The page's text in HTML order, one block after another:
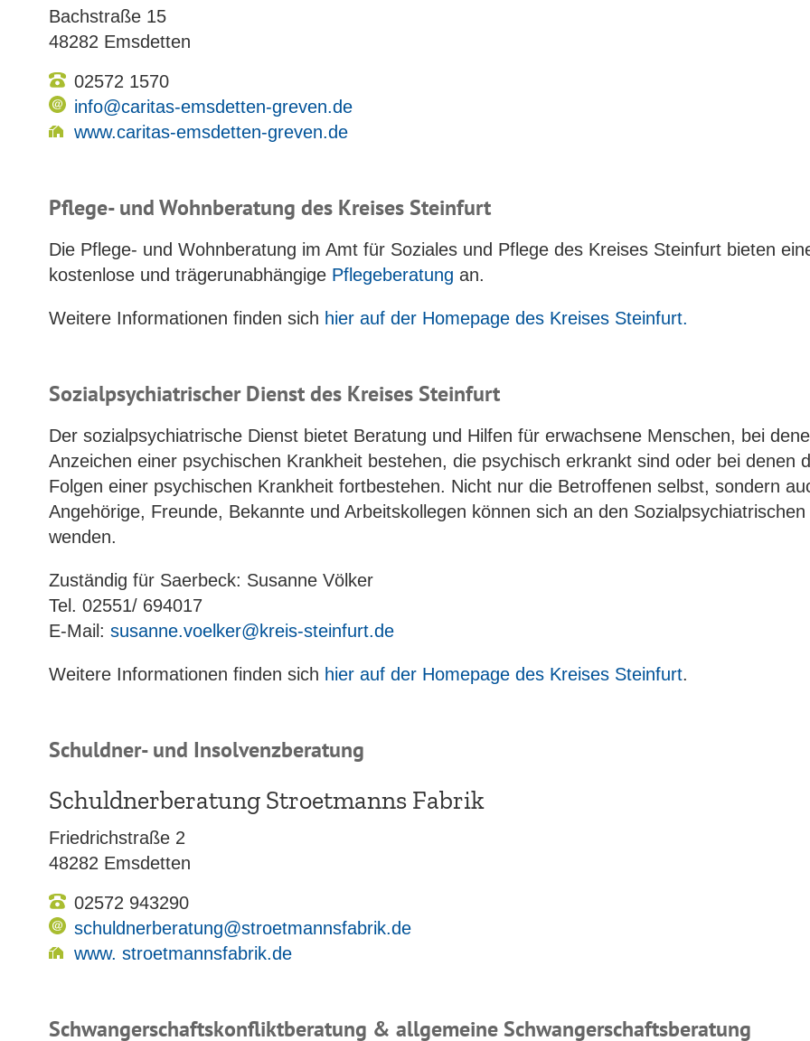
Bachstraße 15
48282 Emsdetten
02572 1570
info@caritas-emsdetten-greven.de
www.caritas-emsdetten-greven.de
Pflege- und Wohnberatung des Kreises Steinfurt
Die Pflege- und Wohnberatung im Amt für Soziales und Pflege des Kreises Steinfurt bieten
kostenlose und trägerunabhängige Pflegeberatung an.
Weitere Informationen finden sich hier auf der Homepage des Kreises Steinfurt.
Sozialpsychiatrischer Dienst des Kreises Steinfurt
Der sozialpsychiatrische Dienst bietet Beratung und Hilfen für erwachsene Menschen, bei
Anzeichen einer psychischen Krankheit bestehen, die psychisch erkrankt sind oder bei denen
Folgen einer psychischen Krankheit fortbestehen. Nicht nur die Betroffenen selbst, sondern
Angehörige, Freunde, Bekannte und Arbeitskollegen können sich an den
wenden.
Zuständig für Saerbeck: Susanne Völker
Tel. 02551/ 694017
E-Mail: susanne.voelker@kreis-steinfurt.de
Weitere Informationen finden sich hier auf der Homepage des Kreises Steinfurt.
Schuldner- und Insolvenzberatung
Schuldnerberatung Stroetmanns Fabrik
Friedrichstraße 2
48282 Emsdetten
02572 943290
schuldnerberatung@stroetmannsfabrik.de
www. stroetmannsfabrik.de
Schwangerschaftskonfliktberatung & allgemeine Schwangerschaftsberatung